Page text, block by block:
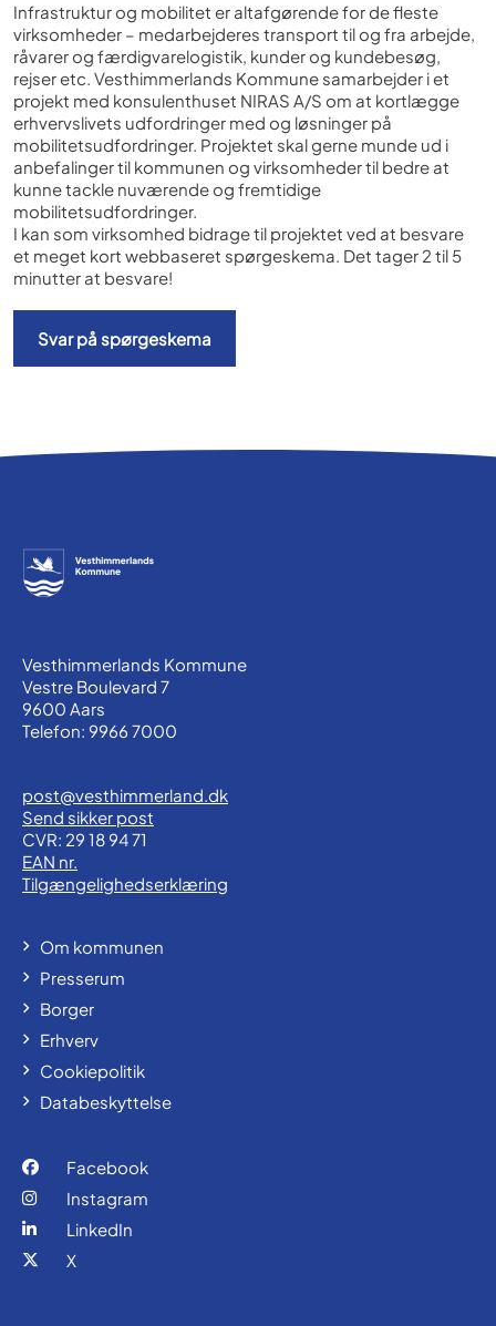
Infrastruktur og mobilitet er altafgørende for de fleste
virksomheder – medarbejderes transport til og fra arbejde,
råvarer og færdigvarelogistik, kunder og kundebesøg,
rejser etc. Vesthimmerlands Kommune samarbejder i et
projekt med konsulenthuset NIRAS A/S om at kortlægge
erhvervslivets udfordringer med og løsninger på
mobilitetsudfordringer. Projektet skal gerne munde ud i
anbefalinger til kommunen og virksomheder til bedre at
kunne tackle nuværende og fremtidige
mobilitetsudfordringer.
I kan som virksomhed bidrage til projektet ved at besvare
et meget kort webbaseret spørgeskema. Det tager 2 til 5
minutter at besvare!
Svar på spørgeskema
Vesthimmerlands Kommune
Vestre Boulevard 7
9600 Aars
Telefon: 9966 7000
post@vesthimmerland.dk
Send sikker post
CVR: 29 18 94 71
EAN nr.
Tilgængelighedserklæring
Om kommunen
Presserum
Borger
Erhverv
Cookiepolitik
Databeskyttelse
Facebook
Instagram
LinkedIn
X